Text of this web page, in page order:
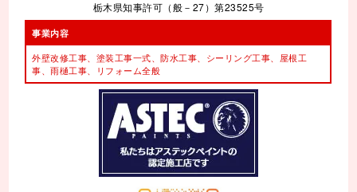
栃木県知事許可（般－27）第23525号
事業内容
外壁改修工事、塗装工事⼀式、防水工事、シーリング工事、 屋根工
事、雨樋工事、
リフォーム全般